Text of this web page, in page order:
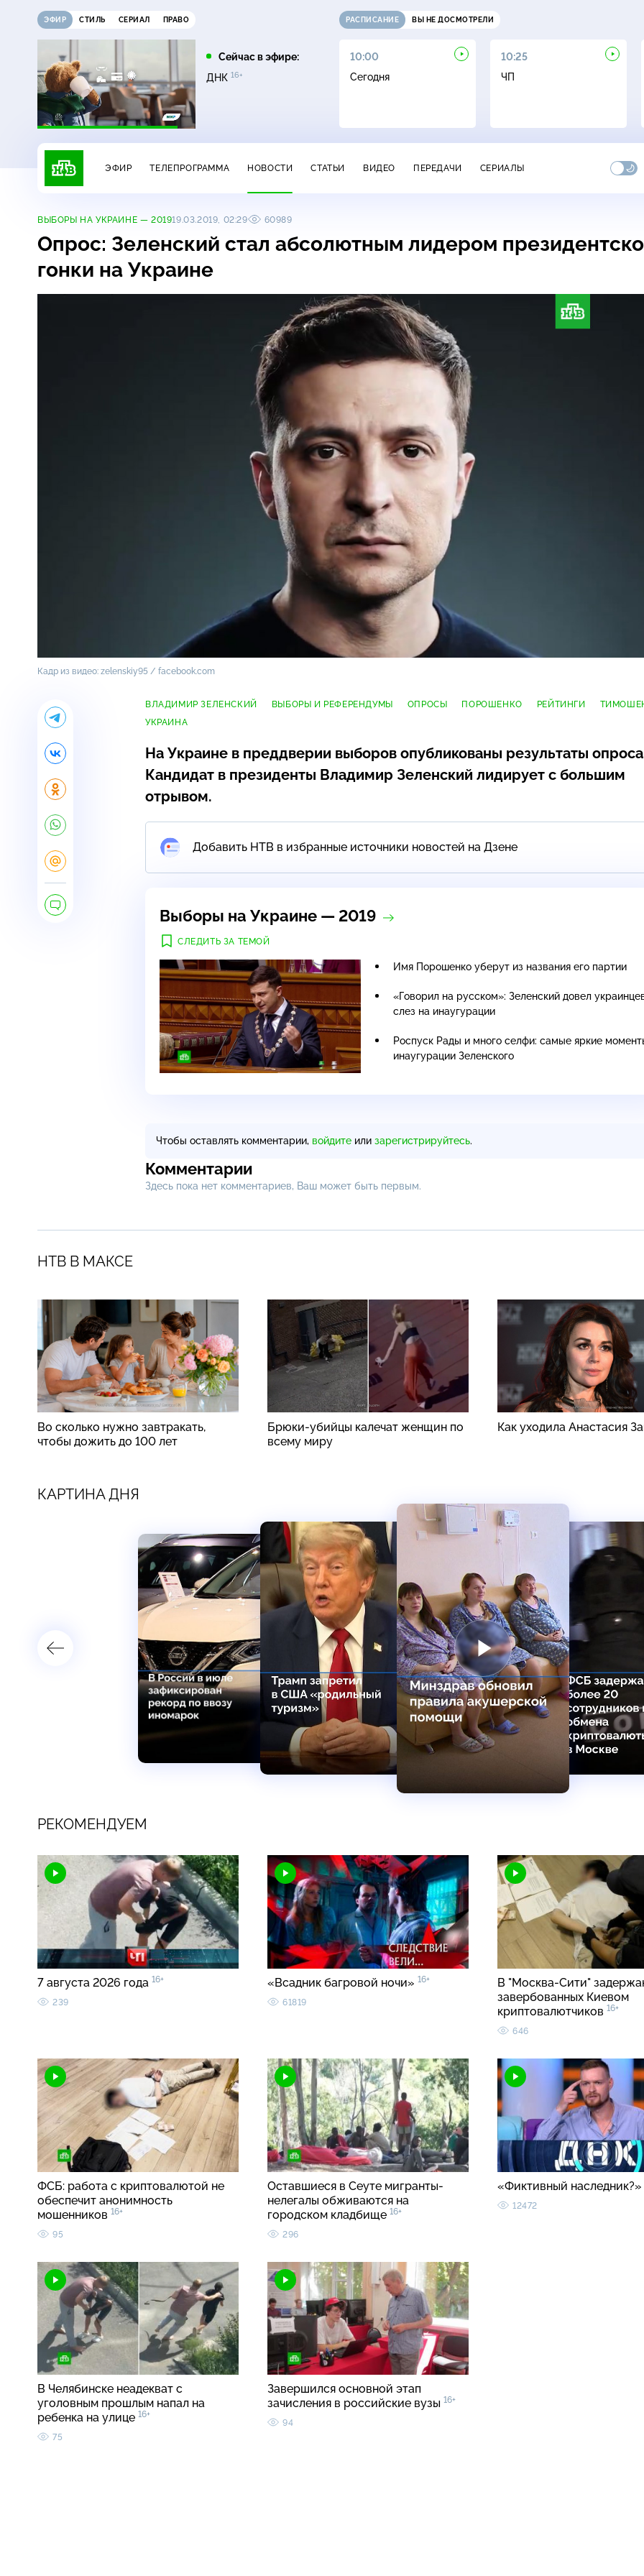
ЭФИР СТИЛЬ СЕРИАЛ ПРАВО
Сейчас в эфире:
ДНК 16+
РАСПИСАНИЕ ВЫ НЕ ДОСМОТРЕЛИ
07:00
Сегодня
07:35
Лесник. Своя земля
10:00
Сегодня
10:25
ЧП
ЭФИР ТЕЛЕПРОГРАММА НОВОСТИ СТАТЬИ ВИДЕО ПЕРЕДАЧИ СЕРИАЛЫ
ВЫБОРЫ НА УКРАИНЕ — 201919.03.2019, 02:29 60989
Опрос: Зеленский стал абсолютным лидером
гонки на Украине
Кадр из видео: zelenskiy95 / facebook.com
ВЛАДИМИР ЗЕЛЕНСКИЙ ВЫБОРЫ И РЕФЕРЕНДУМЫ ОПРОСЫ ПОРОШЕНКО РЕЙТИНГИ
УКРАИНА
На Украине в преддверии выборов опубликованы результаты
Кандидат в президенты Владимир Зеленский лидирует с большим
отрывом.
Добавить НТВ в избранные источники новостей на Дзене
Выборы на Украине — 2019
СЛЕДИТЬ ЗА ТЕМОЙ
Имя Порошенко уберут из названия его партии
«Говорил на русском»: Зеленский довел
слез на инаугурации
Роспуск Рады и много селфи: самые яркие
инаугурации Зеленского
Чтобы оставлять комментарии, войдите или зарегистрируйтесь.
Комментарии
Здесь пока нет комментариев, Ваш может быть первым.
НТВ В МАКСЕ
Во сколько нужно завтракать,
чтобы дожить до 100 лет
Брюки-убийцы калечат женщин по
всему миру
Как уходила Анастасия
КАРТИНА ДНЯ
РЕКОМЕНДУЕМ
7 августа 2026 года 16+
239
«Всадник багровой ночи» 16+
61819
В "Москва-Сити"
завербованных Киевом
криптовалютчиков 16+
646
ФСБ: работа с криптовалютой не
обеспечит анонимность
мошенников 16+
95
Оставшиеся в Сеуте мигранты-
нелегалы обживаются на
городском кладбище 16+
296
«Фиктивный наследник?»
12472
В Челябинске неадекват с
уголовным прошлым напал на
ребенка на улице 16+
75
Завершился основной этап
зачисления в российские вузы 16+
94